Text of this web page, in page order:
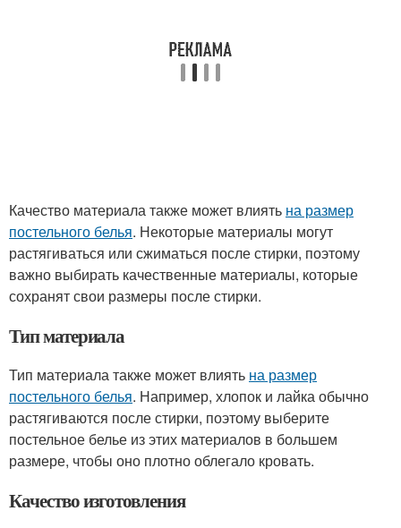
Качество материала также может влиять на размер
постельного белья. Некоторые материалы могут
растягиваться или сжиматься после стирки, поэтому
важно выбирать качественные материалы, которые
сохранят свои размеры после стирки.
Тип материала
Тип материала также может влиять на размер
постельного белья. Например, хлопок и лайка обычно
растягиваются после стирки, поэтому выберите
постельное белье из этих материалов в большем
размере, чтобы оно плотно облегало кровать.
Качество изготовления